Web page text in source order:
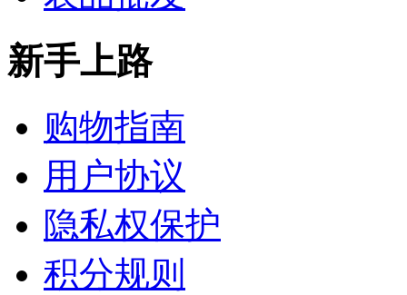
新手上路
购物指南
用户协议
隐私权保护
积分规则